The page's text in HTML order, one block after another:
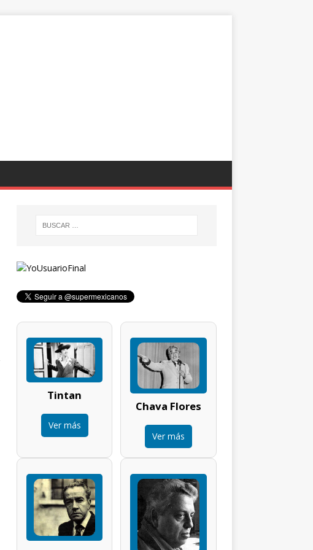
Tintan
Ver más
Chava Flores
Ver más